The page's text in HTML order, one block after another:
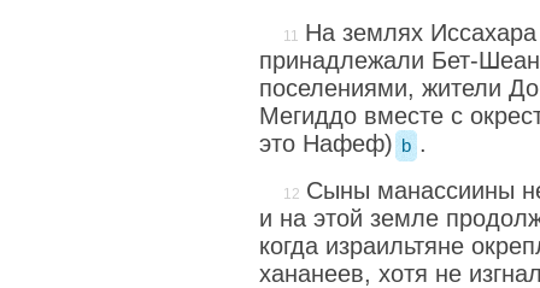
На землях
принадлежали Бет-
поселениями, жители
Мегиддо вместе с
это Нафеф)
b .
Сыны манассиины
и на этой земле
когда израильтяне
хананеев, хотя не